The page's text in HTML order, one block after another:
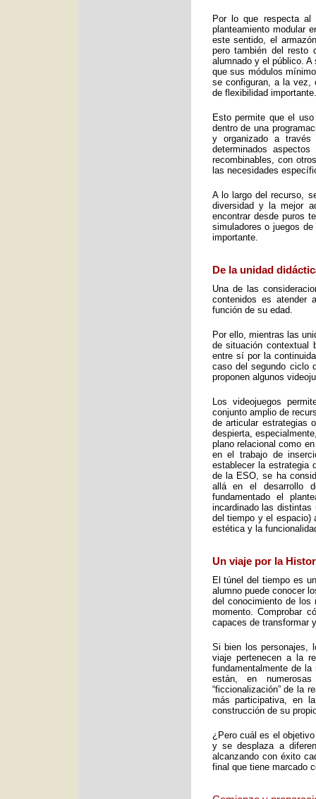
Por lo que respecta al
planteamiento modular
este sentido, el
pero también del resto
alumnado y el público.
que sus módulos
se configuran, a la vez,
de flexibilidad importante.
Esto permite que el
dentro de una
y organizado a
determinados
recombinables, con
las necesidades
A lo largo del recurso,
diversidad y la mejor
encontrar desde puros
simuladores o juegos
importante.
De la unidad
Una de las
contenidos es atender
función de su edad.
Por ello, mientras las
de situación contextual
entre sí por la
caso del segundo ciclo
proponen algunos
Los videojuegos
conjunto amplio de
de articular estrategias
despierta,
plano relacional como
en el trabajo de
establecer la estrategia
de la ESO, se ha
allá en el desarrollo
fundamentado el
incardinado las
del tiempo y el espacio)
estética y la
Un viaje por la
El túnel del tiempo es
alumno puede conocer
del conocimiento de
momento. Comprobar
capaces de transformar
Si bien los personajes,
viaje pertenecen a la
fundamentalmente de
están, en
“ficcionalización” de la
más participativa, en
construcción de su
¿Pero cuál es el
y se desplaza a
alcanzando con éxito
final que tiene marcado